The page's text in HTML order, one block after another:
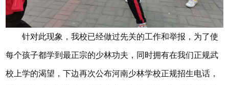
针对此现象，我校已经做过先关的工作和举报，为了使
每个孩子都学到最正宗的少林功夫，同时拥有在我们正规武
校上学的渴望，下边再次公布河南少林学校正规招生电话，